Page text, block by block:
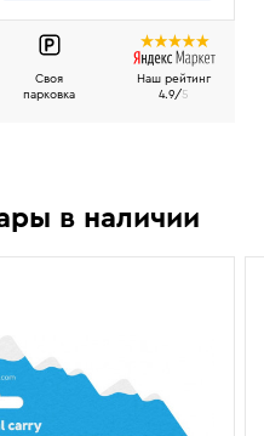
Своя
парковка
Наш рейтинг
4.9/5
в наличии